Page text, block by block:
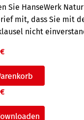
Sie HanseWerk
mit, dass Sie mit
nicht